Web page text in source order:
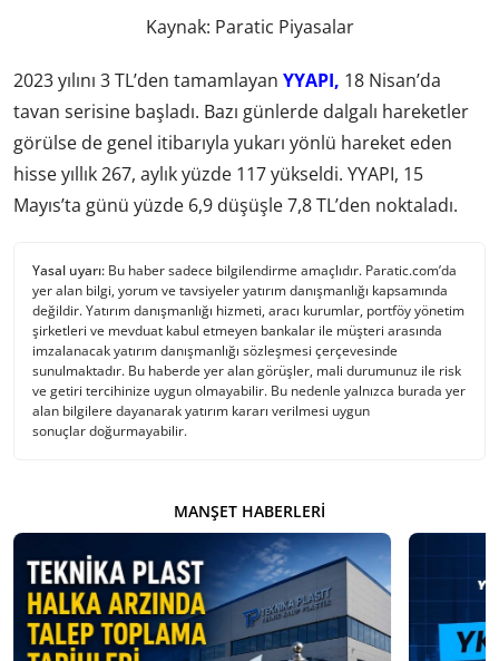
Kaynak: Paratic Piyasalar
2023 yılını 3 TL’den tamamlayan YYAPI, 18 Nisan’da
tavan serisine başladı. Bazı günlerde dalgalı hareketler
görülse de genel itibarıyla yukarı yönlü hareket eden
hisse yıllık 267, aylık yüzde 117 yükseldi. YYAPI, 15
Mayıs’ta günü yüzde 6,9 düşüşle 7,8 TL’den noktaladı.
Yasal uyarı: Bu haber sadece bilgilendirme amaçlıdır. Paratic.com’da
yer alan bilgi, yorum ve tavsiyeler yatırım danışmanlığı kapsamında
değildir. Yatırım danışmanlığı hizmeti, aracı kurumlar, portföy yönetim
şirketleri ve mevduat kabul etmeyen bankalar ile müşteri arasında
imzalanacak yatırım danışmanlığı sözleşmesi çerçevesinde
sunulmaktadır. Bu haberde yer alan görüşler, mali durumunuz ile risk
ve getiri tercihinize uygun olmayabilir. Bu nedenle yalnızca burada yer
alan bilgilere dayanarak yatırım kararı verilmesi uygun
sonuçlar doğurmayabilir.
MANŞET HABERLERI